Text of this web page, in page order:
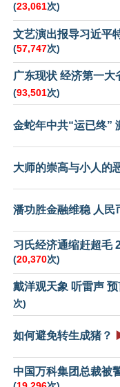
(23,061次)
文艺演出报导习近平
(57,747次)
广东现状 经济第一大
(93,501次)
金蛇年中共“运已终”
大师的崇高与小人的
潘功胜金融维稳 人民
习氏经济通缩赶超毛
(20,370次)
戴洋观天象 听雷声
次)
如何避免转生成猪？
中国万科集团总裁被